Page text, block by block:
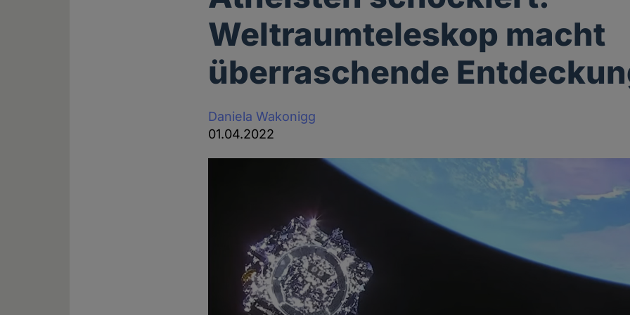
Weltraumteleskop macht
überraschende
Daniela Wakonigg
01.04.2022